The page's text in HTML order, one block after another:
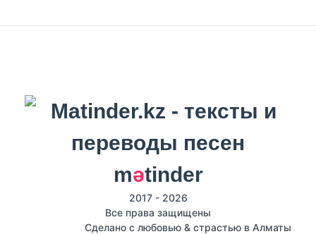
mәtinder
2017 - 2026
Все права защищены
Сделано с любовью & страстью в Алматы